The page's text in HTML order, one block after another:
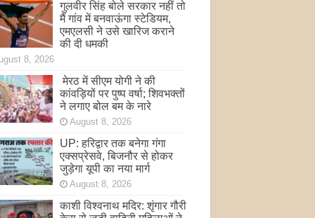
गुलवीर सिंह बोले सरकार नहीं तो
मैं गांव में बनवाऊंगा स्टेडियम,
एमएलसी ने उसे खारिज कराने
की दी धमकी
8, 2026
मेरठ में सीएम योगी ने की
कांवड़ियों पर पुष्प वर्षा; शिवभक्तों
ने लगाए बोल बम के नारे
August 8, 2026
UP: हरिद्वार तक बनेगा गंगा
एक्सप्रेसवे, बिजनौर से होकर
जुड़ेगा यूपी का नया मार्ग
August 8, 2026
काशी विश्वनाथ मदिर: शृंगार गौरी